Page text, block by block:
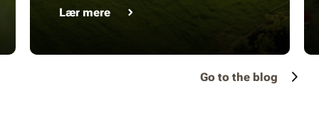
Lær mere
Go to the blog